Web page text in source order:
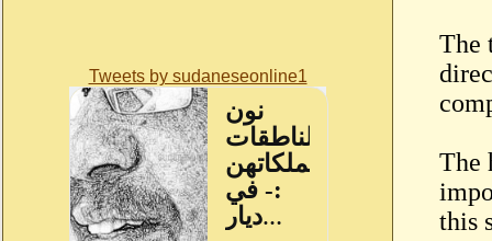
Tweets by sudaneseonline1
The
The
this